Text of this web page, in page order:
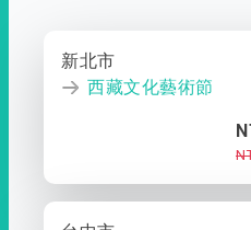
新北市
西藏文化藝術節